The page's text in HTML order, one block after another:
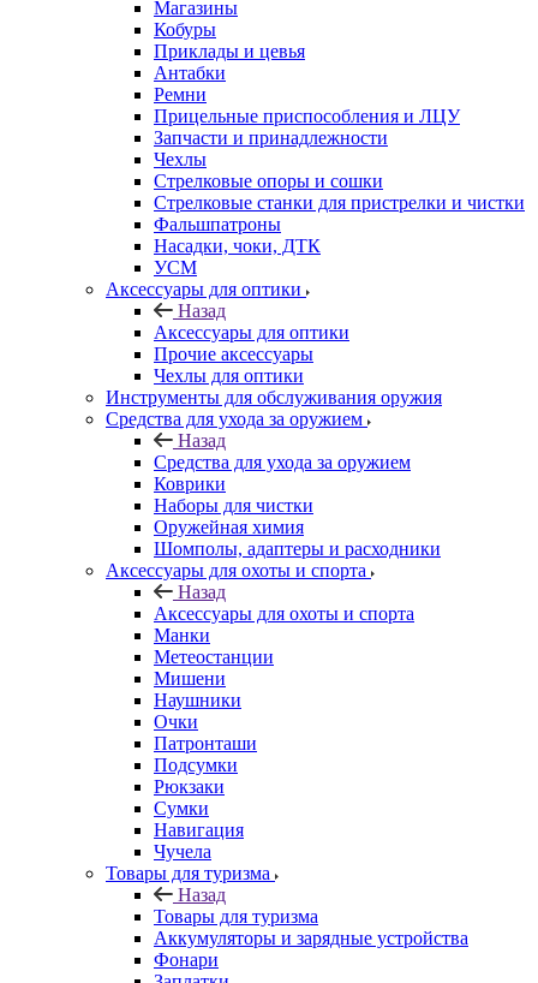
Магазины
Кобуры
Приклады и цевья
Антабки
Ремни
Прицельные приспособления и ЛЦУ
Запчасти и принадлежности
Чехлы
Стрелковые опоры и сошки
Стрелковые станки для пристрелки и чистки
Фальшпатроны
Насадки, чоки, ДТК
УСМ
Аксессуары для оптики
Назад
Аксессуары для оптики
Прочие аксессуары
Чехлы для оптики
Инструменты для обслуживания оружия
Средства для ухода за оружием
Назад
Средства для ухода за оружием
Коврики
Наборы для чистки
Оружейная химия
Шомполы, адаптеры и расходники
Аксессуары для охоты и спорта
Назад
Аксессуары для охоты и спорта
Манки
Метеостанции
Мишени
Наушники
Очки
Патронташи
Подсумки
Рюкзаки
Сумки
Навигация
Чучела
Товары для туризма
Назад
Товары для туризма
Аккумуляторы и зарядные устройства
Фонари